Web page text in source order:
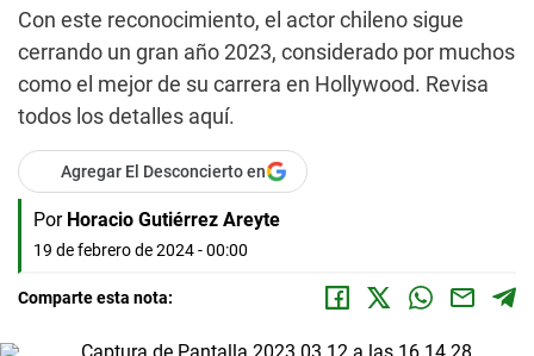
Con este reconocimiento, el actor chileno sigue
cerrando un gran año 2023, considerado por muchos
como el mejor de su carrera en Hollywood. Revisa
todos los detalles aquí.
Agregar El Desconcierto en
Por Horacio Gutiérrez Areyte
19 de febrero de 2024 - 00:00
Comparte esta nota: